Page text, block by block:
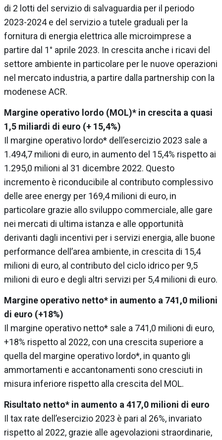
di 2 lotti del servizio di salvaguardia per il periodo
2023-2024 e del servizio a tutele graduali per la
fornitura di energia elettrica alle microimprese a
partire dal 1° aprile 2023. In crescita anche i ricavi del
settore ambiente in particolare per le nuove operazioni
nel mercato industria, a partire dalla partnership con la
modenese ACR.
Margine operativo lordo (MOL)* in crescita a quasi
1,5 miliardi di euro (+ 15,4%)
Il margine operativo lordo* dell’esercizio 2023 sale a
1.494,7 milioni di euro, in aumento del 15,4% rispetto ai
1.295,0 milioni al 31 dicembre 2022. Questo
incremento è riconducibile al contributo complessivo
delle aree energy per 169,4 milioni di euro, in
particolare grazie allo sviluppo commerciale, alle gare
nei mercati di ultima istanza e alle opportunità
derivanti dagli incentivi per i servizi energia, alle buone
performance dell’area ambiente, in crescita di 15,4
milioni di euro, al contributo del ciclo idrico per 9,5
milioni di euro e degli altri servizi per 5,4 milioni di euro.
Margine operativo netto* in aumento a 741,0 milioni
di euro (+18%)
Il margine operativo netto* sale a 741,0 milioni di euro,
+18% rispetto al 2022, con una crescita superiore a
quella del margine operativo lordo*, in quanto gli
ammortamenti e accantonamenti sono cresciuti in
misura inferiore rispetto alla crescita del MOL.
Risultato netto* in aumento a 417,0 milioni di euro
Il tax rate dell’esercizio 2023 è pari al 26%, invariato
rispetto al 2022, grazie alle agevolazioni straordinarie,